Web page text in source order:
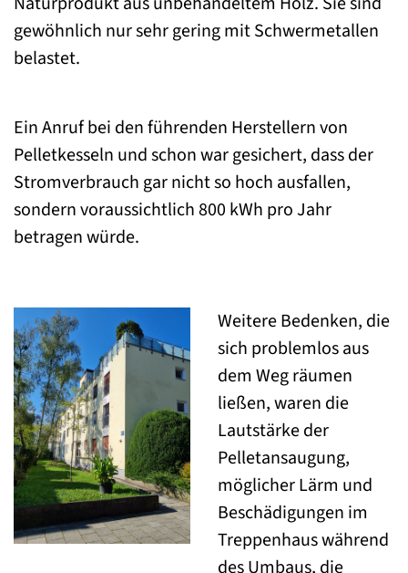
gewöhnlich nur sehr gering mit Schwermetallen
belastet.
Ein Anruf bei den führenden Herstellern von
Pelletkesseln und schon war gesichert, dass der
Stromverbrauch gar nicht so hoch ausfallen,
sondern voraussichtlich 800 kWh pro Jahr
betragen würde.
Weitere Bedenken, die
sich problemlos aus
dem Weg räumen
ließen, waren die
Lautstärke der
Pelletansaugung,
möglicher Lärm und
Beschädigungen im
Treppenhaus während
des Umbaus, die